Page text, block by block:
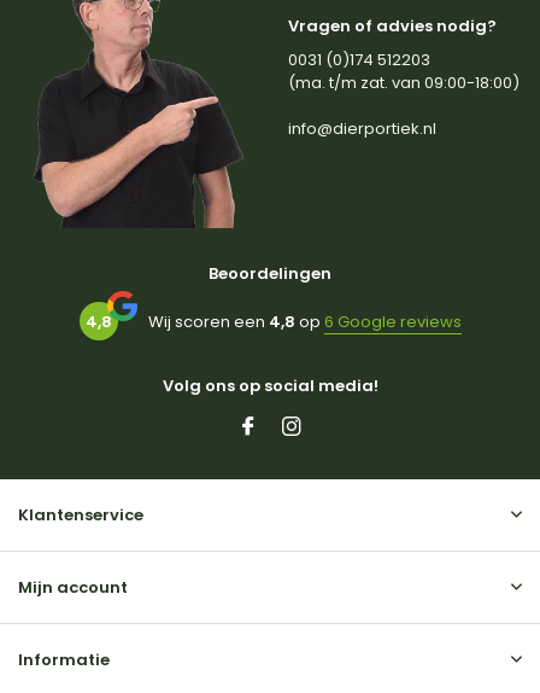
Vragen of advies nodig?
0031 (0)174 512203
(ma. t/m zat. van 09:00-18:00)
info@dierportiek.nl
Beoordelingen
4,8 Wij scoren een 4,8 op 6 Google reviews
Volg ons op social media!
Klantenservice
Mijn account
Informatie